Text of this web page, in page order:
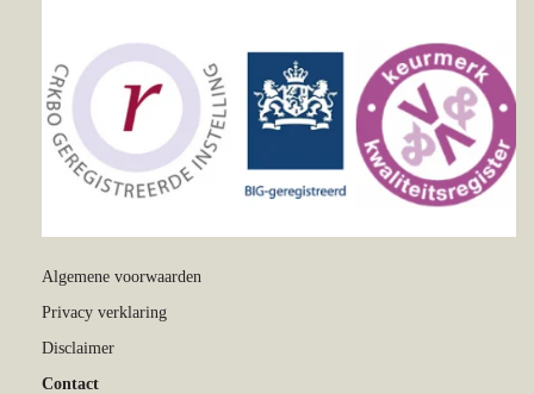
Algemene voorwaarden
Privacy verklaring
Disclaimer
Contact